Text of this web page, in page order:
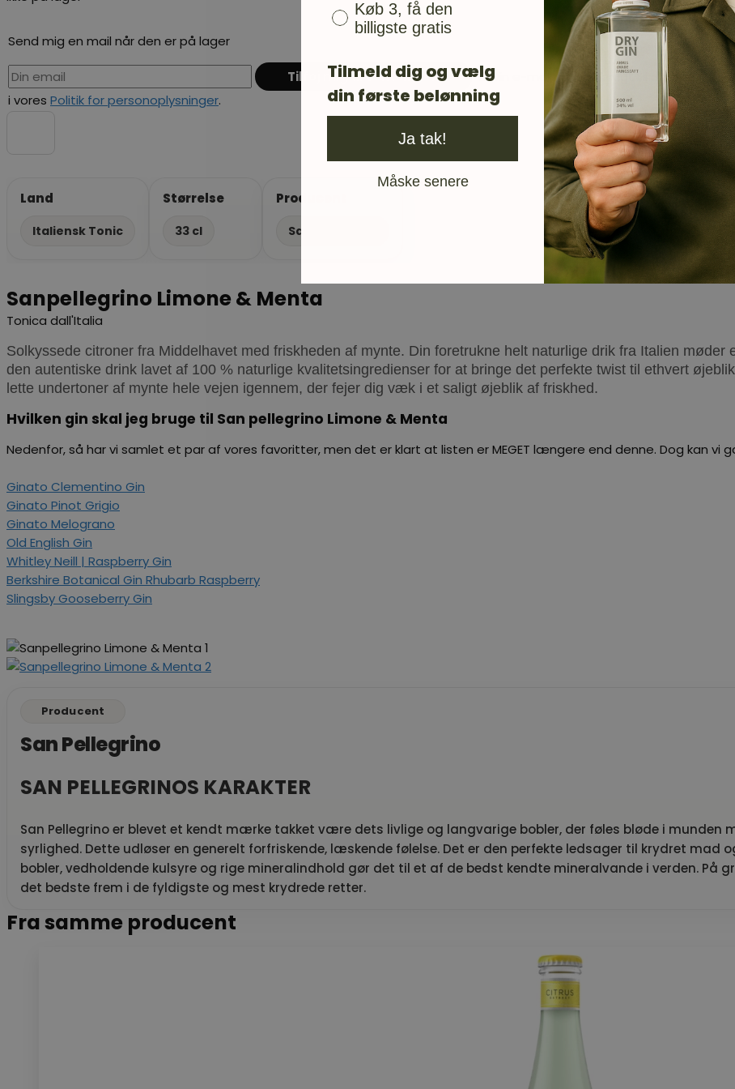
Send mig en mail når den er på lager
Din e-mail vil blive brugt til at give dig
i vores Politik for personoplysninger.
Land
Italiensk Tonic
Størrelse
33 cl
Producent
San Pellegrino
Sanpellegrino Limone & Menta
Tonica dall'Italia
Solkyssede citroner fra Middelhavet med friskheden af mynte. Din foretrukne helt naturlige drik fra Italien
den autentiske drink lavet af 100 % naturlige kvalitetsingredienser for at bringe det perfekte twist til ethvert
lette undertoner af mynte hele vejen igennem, der fejer dig væk i et saligt øjeblik af friskhed.
Hvilken gin skal jeg bruge til San pellegrino Limone & Menta
Nedenfor, så har vi samlet et par af vores favoritter, men det er klart at listen er MEGET længere end denne. Dog kan vi
Ginato Clementino Gin
Ginato Pinot Grigio
Ginato Melograno
Old English Gin
Whitley Neill | Raspberry Gin
Berkshire Botanical Gin Rhubarb Raspberry
Slingsby Gooseberry Gin
Producent
San Pellegrino
SAN PELLEGRINOS KARAKTER
San Pellegrino er blevet et kendt mærke takket være dets livlige og langvarige bobler, der føles bløde i munden
syrlighed. Dette udløser en generelt forfriskende, læskende følelse. Det er den perfekte ledsager til krydret mad
bobler, vedholdende kulsyre og rige mineralindhold gør det til et af de bedst kendte mineralvande i verden. På
det bedste frem i de fyldigste og mest krydrede retter.
Fra samme producent
Køb 3, få den
billigste gratis
Tilmeld dig og vælg
din første belønning
Ja tak!
Måske senere